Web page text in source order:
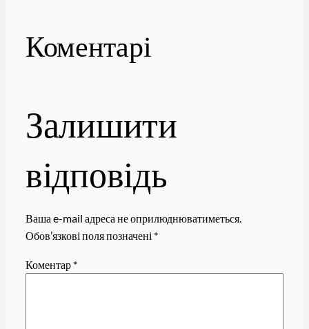
Коментарі
Залишити
відповідь
Ваша e-mail адреса не оприлюднюватиметься.
Обов’язкові поля позначені *
Коментар *